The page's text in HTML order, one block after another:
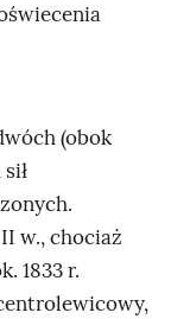
(obok
w., chociaż
1833 r.